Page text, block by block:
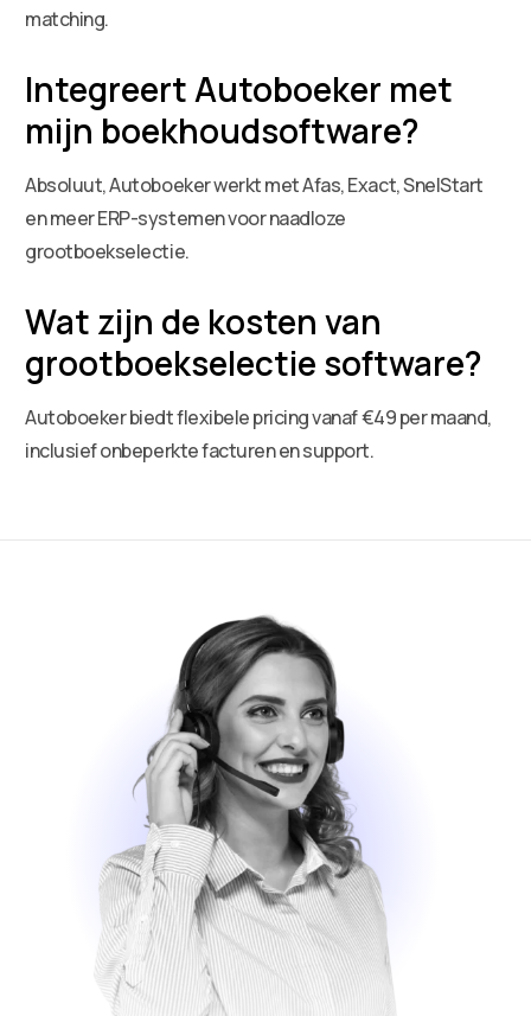
matching.
Integreert Autoboeker met
mijn boekhoudsoftware?
Absoluut, Autoboeker werkt met Afas, Exact, SnelStart
en meer ERP-systemen voor naadloze
grootboekselectie.
Wat zijn de kosten van
grootboekselectie software?
Autoboeker biedt flexibele pricing vanaf €49 per maand,
inclusief onbeperkte facturen en support.